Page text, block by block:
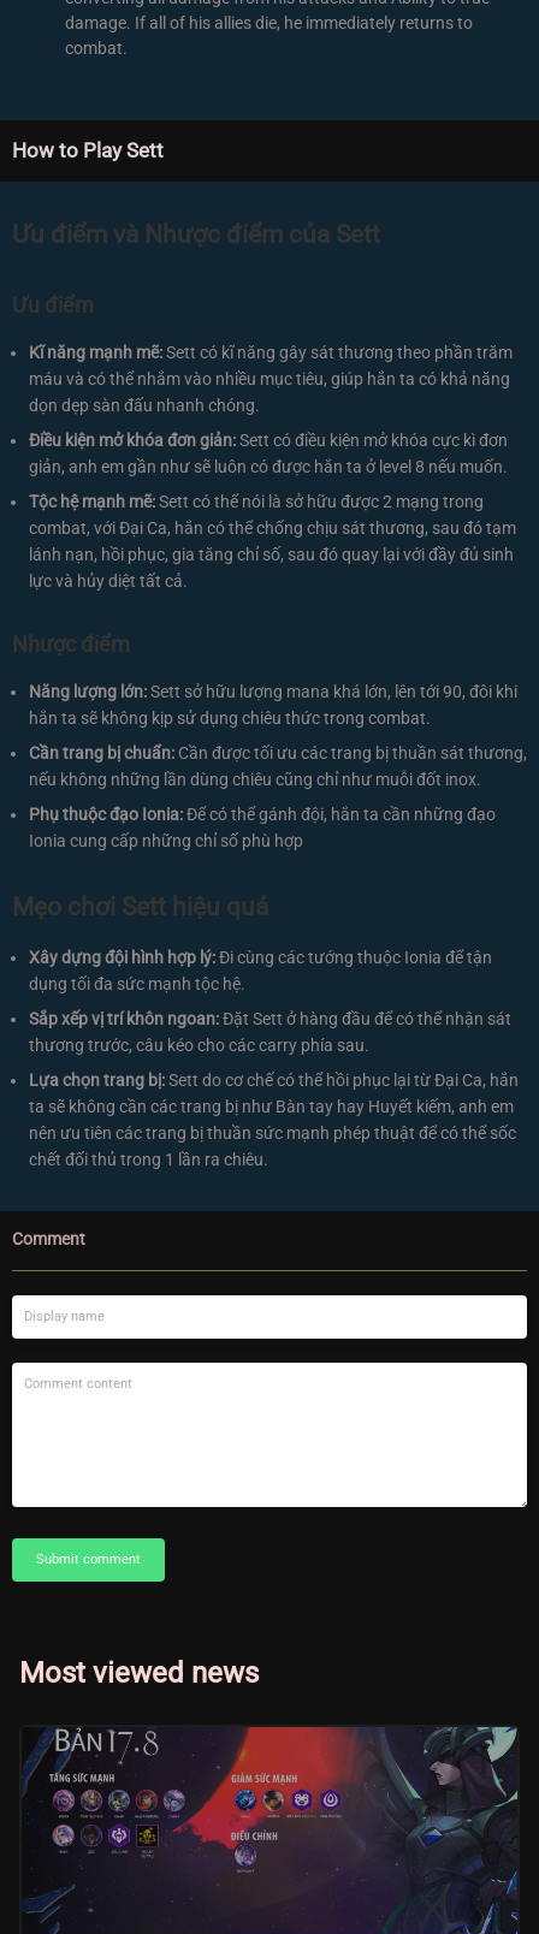
damage. If all of his allies die, he immediately returns to
combat.
How to Play Sett
Ưu điểm và Nhược điểm của Sett
Ưu điểm
Kĩ năng mạnh mẽ:Sett có kĩ năng gây sát thương theo phần trăm
máu và có thể nhắm vào nhiều mục tiêu, giúp hắn ta có khả năng
dọn dẹp sàn đấu nhanh chóng.
Điều kiện mở khóa đơn giản:Sett có điều kiện mở khóa cực kì đơn
giản, anh em gần như sẽ luôn có được hắn ta ở level 8 nếu muốn.
Tộc hệ mạnh mẽ:Sett có thể nói là sở hữu được 2 mạng trong
combat, với Đại Ca, hắn có thể chống chịu sát thương, sau đó tạm
lánh nạn, hồi phục, gia tăng chỉ số, sau đó quay lại với đầy đủ sinh
lực và hủy diệt tất cả.
Nhược điểm
Năng lượng lớn:Sett sở hữu lượng mana khá lớn, lên tới 90, đôi khi
hắn ta sẽ không kịp sử dụng chiêu thức trong combat.
Cần trang bị chuẩn: Cần được tối ưu các trang bị thuần sát thương,
nếu không những lần dùng chiêu cũng chỉ như muỗi đốt inox.
Phụ thuộc đạo Ionia:Để có thể gánh đội, hắn ta cần những đạo
Ionia cung cấp những chỉ số phù hợp
Mẹo chơi Sett hiệu quả
Xây dựng đội hình hợp lý:Đi cùng các tướng thuộc Ionia để tận
dụng tối đa sức mạnh tộc hệ.
Sắp xếp vị trí khôn ngoan:Đặt Sett ở hàng đầu để có thể nhận sát
thương trước, câu kéo cho các carry phía sau.
Lựa chọn trang bị:Sett do cơ chế có thể hồi phục lại từ Đại Ca, hắn
ta sẽ không cần các trang bị như Bàn tay hay Huyết kiếm, anh em
nên ưu tiên các trang bị thuần sức mạnh phép thuật để có thể sốc
chết đối thủ trong 1 lần ra chiêu.
Comment
Submit comment
Most viewed news